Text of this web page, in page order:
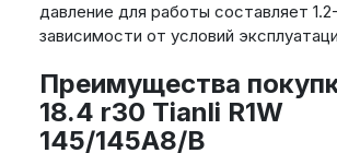
давление для работы составляет
зависимости от условий
Преимущества
18.4 r30 Tianli R1W
145/145A8/B